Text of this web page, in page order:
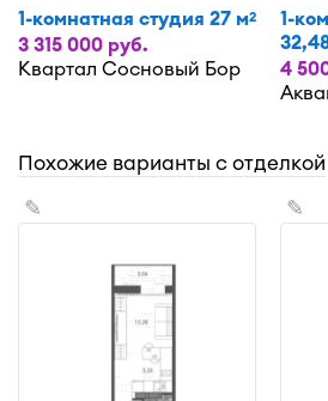
1-комнатная студия 27 м2
3 315 000 руб.
Квартал Сосновый Бор
1-
4
Похожие варианты с отделкой
✎ ✎